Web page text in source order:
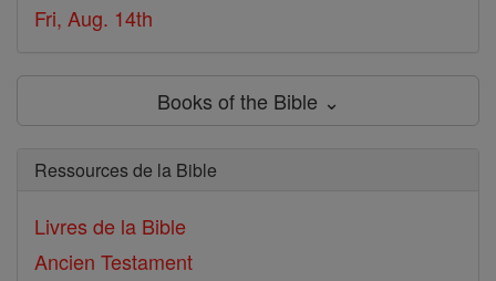
Fri, Aug. 14th
Books of the Bible ⌄
Ressources de la Bible
Livres de la Bible
Ancien Testament